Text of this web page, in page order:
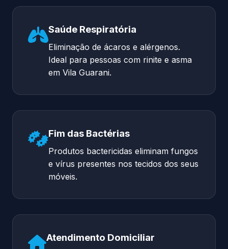
Saúde Respiratória
Eliminação de ácaros e alérgenos.
Ideal para pessoas com rinite e asma
em Vila Guarani.
Fim das Bactérias
Produtos bactericidas eliminam fungos
e vírus presentes nos tecidos dos seus
móveis.
Atendimento Domiciliar